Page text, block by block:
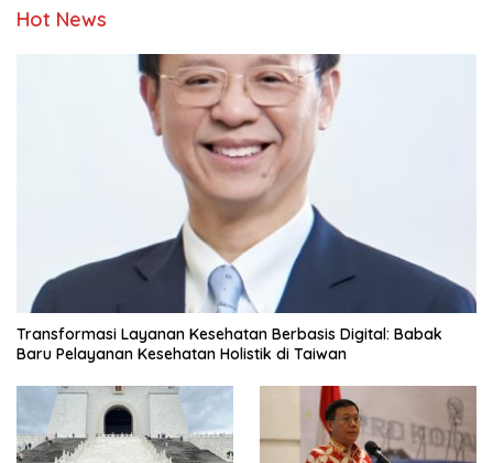
Hot News
Transformasi Layanan Kesehatan Berbasis Digital: Babak
Baru Pelayanan Kesehatan Holistik di Taiwan